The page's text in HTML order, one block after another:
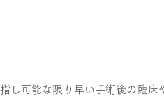
し可能な限り早い手術後の臨床